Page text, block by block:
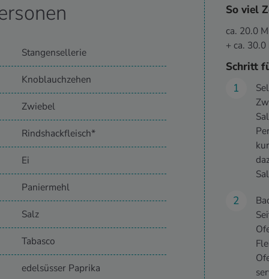
Stangensellerie
Knoblauchzehen
Zwiebel
Rindshackfleisch*
Ei
Paniermehl
Salz
Tabasco
edelsüsser Paprika
So viel
ca. 20.0
+ ca.
Schritt